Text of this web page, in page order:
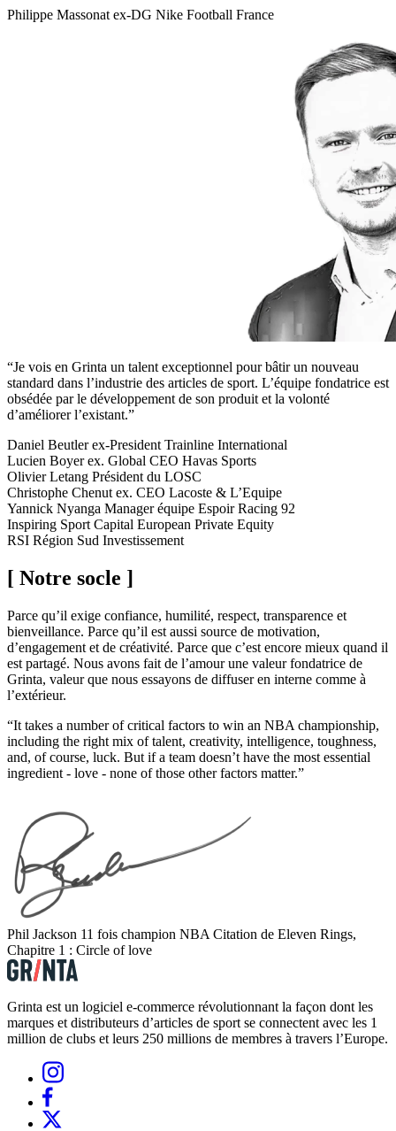
Philippe Massonat ex-DG Nike Football France
“Je vois en Grinta un talent exceptionnel pour bâtir un nouveau
standard dans l’industrie des articles de sport. L’équipe fondatrice est
obsédée par le développement de son produit et la volonté
d’améliorer l’existant.”
Daniel Beutler ex-President Trainline International
Lucien Boyer ex. Global CEO Havas Sports
Olivier Letang Président du LOSC
Christophe Chenut ex. CEO Lacoste & L’Equipe
Yannick Nyanga Manager équipe Espoir Racing 92
Inspiring Sport Capital European Private Equity
RSI Région Sud Investissement
[ Notre socle ]
Parce qu’il exige confiance, humilité, respect, transparence et
bienveillance. Parce qu’il est aussi source de motivation,
d’engagement et de créativité. Parce que c’est encore mieux quand il
est partagé. Nous avons fait de l’amour une valeur fondatrice de
Grinta, valeur que nous essayons de diffuser en interne comme à
l’extérieur.
“It takes a number of critical factors to win an NBA championship,
including the right mix of talent, creativity, intelligence, toughness,
and, of course, luck. But if a team doesn’t have the most essential
ingredient - love - none of those other factors matter.”
Phil Jackson 11 fois champion NBA Citation de Eleven Rings,
Chapitre 1 : Circle of love
Grinta est un logiciel e-commerce révolutionnant la façon dont les
marques et distributeurs d’articles de sport se connectent avec les 1
million de clubs et leurs 250 millions de membres à travers l’Europe.